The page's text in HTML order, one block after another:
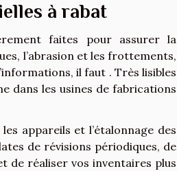
à rabat
faites pour assurer la
l’abrasion et les frottements,
il faut . Très lisibles
dans les usines de fabrications
appareils et l’étalonnage des
de révisions périodiques, de
de réaliser vos inventaires plus